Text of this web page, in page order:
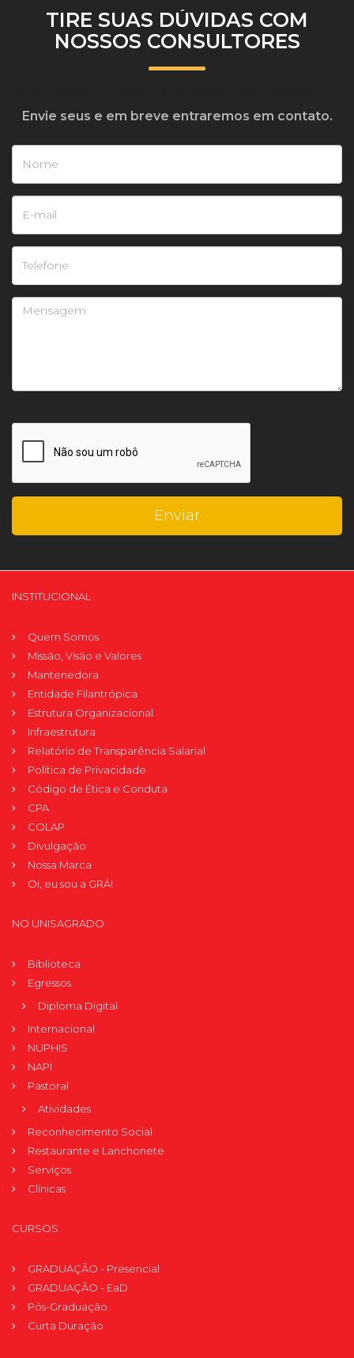
TIRE SUAS DÚVIDAS COM
NOSSOS CONSULTORES
Envie seus e em breve entraremos em contato.
INSTITUCIONAL
Quem Somos
Missão, Visão e Valores
Mantenedora
Entidade Filantrópica
Estrutura Organizacional
Infraestrutura
Relatório de Transparência Salarial
Política de Privacidade
Código de Ética e Conduta
CPA
COLAP
Divulgação
Nossa Marca
Oi, eu sou a GRÁ!
NO UNISAGRADO
Biblioteca
Egressos
Diploma Digital
Internacional
NUPHIS
NAPI
Pastoral
Atividades
Reconhecimento Social
Restaurante e Lanchonete
Serviços
Clínicas
CURSOS
GRADUAÇÃO - Presencial
GRADUAÇÃO - EaD
Pós-Graduação
Curta Duração